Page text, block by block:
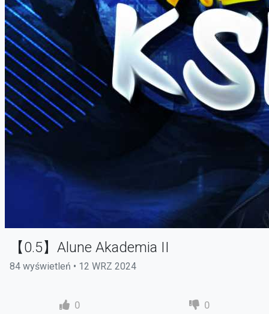
【0.5】Alune Akademia II
84 wyświetleń • 12 WRZ 2024
0 0